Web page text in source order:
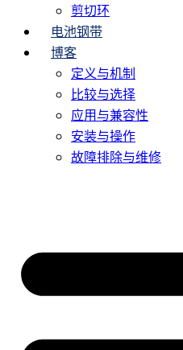
剪切环
电池钢带
博客
定义与机制
比较与选择
应用与兼容性
安装与操作
故障排除与维修